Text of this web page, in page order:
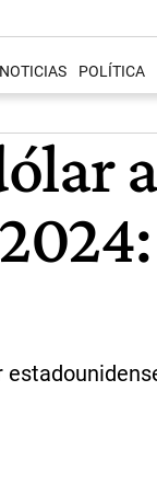
POLÍTICA